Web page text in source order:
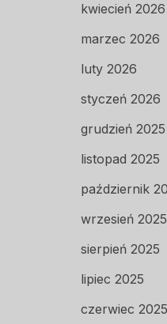
kwiecień 2026
marzec 2026
luty 2026
styczeń 2026
grudzień 2025
listopad 2025
październik
wrzesień 2025
sierpień 2025
lipiec 2025
czerwiec 2025